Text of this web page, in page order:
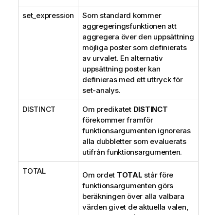
set_expression
Som standard kommer
aggregeringsfunktionen att
aggregera över den uppsättning
möjliga poster som definierats
av urvalet. En alternativ
uppsättning poster kan
definieras med ett uttryck för
set-analys.
DISTINCT Om predikatet DISTINCT
förekommer framför
funktionsargumenten ignoreras
alla dubbletter som evaluerats
utifrån funktionsargumenten.
TOTAL Om ordet TOTAL står före
funktionsargumenten görs
beräkningen över alla valbara
värden givet de aktuella valen,